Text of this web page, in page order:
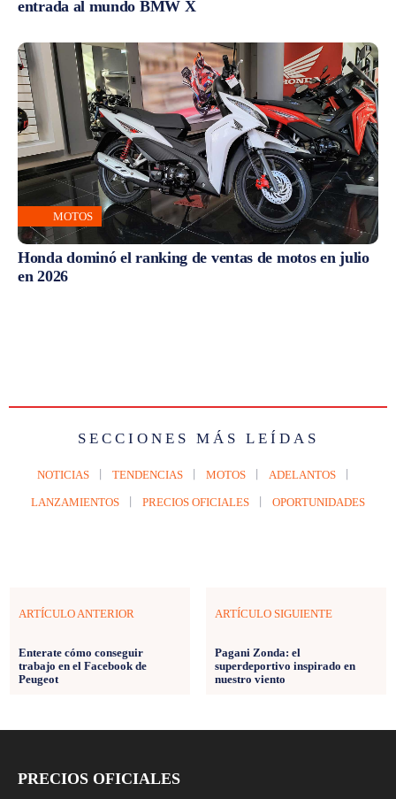
entrada al mundo BMW X
MOTOS
Honda dominó el ranking de ventas de motos en julio
en 2026
SECCIONES MÁS LEÍDAS
NOTICIAS TENDENCIAS MOTOS ADELANTOS
LANZAMIENTOS PRECIOS OFICIALES OPORTUNIDADES
ARTÍCULO ANTERIOR
Enterate cómo conseguir
trabajo en el Facebook de
Peugeot
ARTÍCULO SIGUIENTE
Pagani Zonda: el
superdeportivo inspirado en
nuestro viento
PRECIOS OFICIALES